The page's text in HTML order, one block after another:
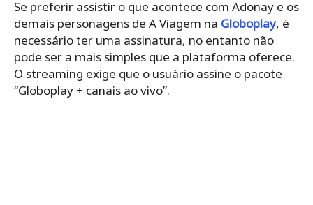
Se preferir assistir o que acontece com Adonay e os
demais personagens de A Viagem na Globoplay, é
necessário ter uma assinatura, no entanto não
pode ser a mais simples que a plataforma oferece.
O streaming exige que o usuário assine o pacote
“Globoplay + canais ao vivo”.